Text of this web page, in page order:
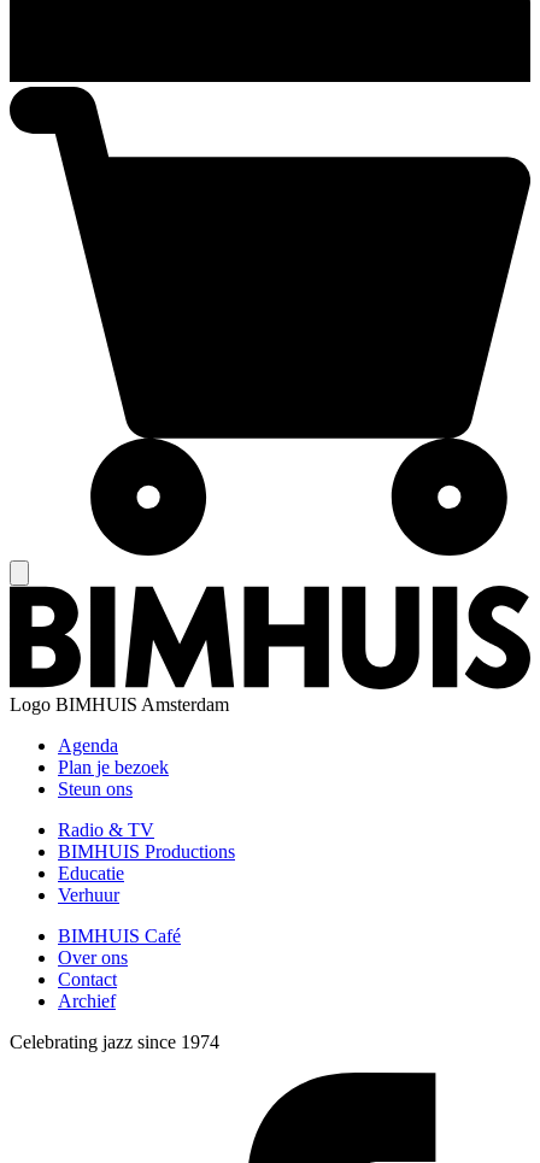
Logo BIMHUIS Amsterdam
Agenda
Plan je bezoek
Steun ons
Radio & TV
BIMHUIS Productions
Educatie
Verhuur
BIMHUIS Café
Over ons
Contact
Archief
Celebrating jazz since 1974